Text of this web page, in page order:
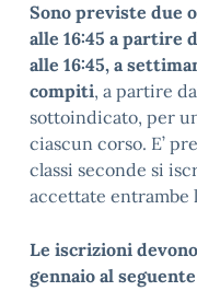
Sono previste due
alle 16:45 a partire
alle 16:45, a
compiti, a partire
sottoindicato, per
ciascun corso. E’
classi seconde si
accettate entrambe
Le iscrizioni
gennaio al